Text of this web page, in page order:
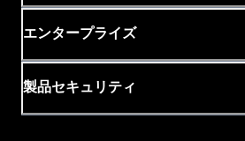
エンタープライズ
製品セキュリティ